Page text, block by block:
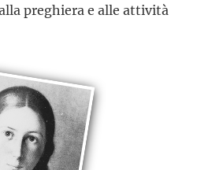
preghiera e alle attività